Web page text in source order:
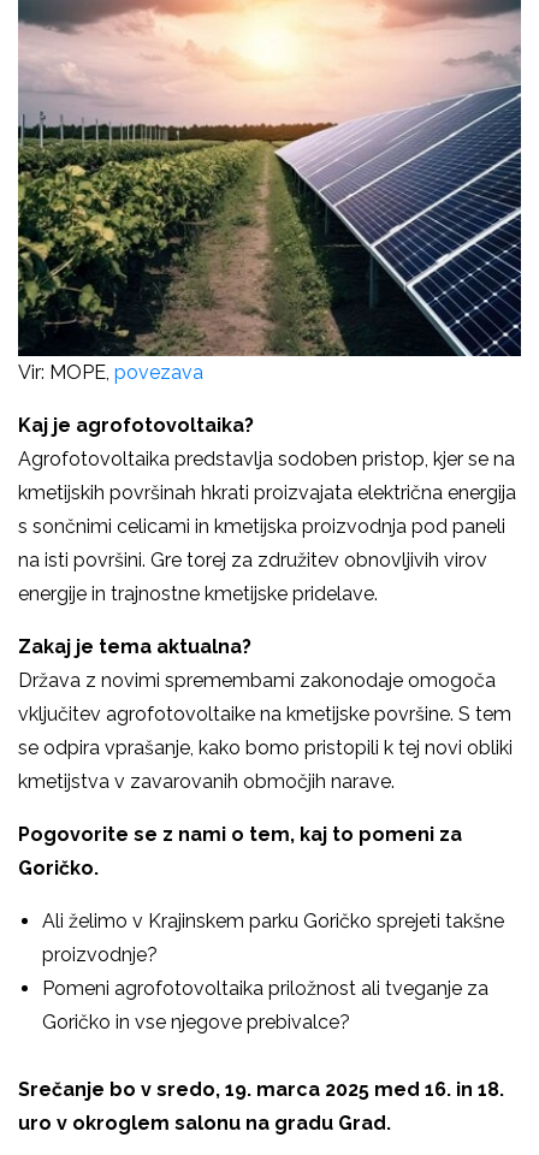
Vir: MOPE, povezava
Kaj je agrofotovoltaika?
Agrofotovoltaika predstavlja sodoben pristop, kjer se na
kmetijskih površinah hkrati proizvajata električna energija
s sončnimi celicami in kmetijska proizvodnja pod paneli
na isti površini. Gre torej za združitev obnovljivih virov
energije in trajnostne kmetijske pridelave.
Zakaj je tema aktualna?
Država z novimi spremembami zakonodaje omogoča
vključitev agrofotovoltaike na kmetijske površine. S tem
se odpira vprašanje, kako bomo pristopili k tej novi obliki
kmetijstva v zavarovanih območjih narave.
Pogovorite se z nami o tem, kaj to pomeni za
Goričko.
Ali želimo v Krajinskem parku Goričko sprejeti takšne
proizvodnje?
Pomeni agrofotovoltaika priložnost ali tveganje za
Goričko in vse njegove prebivalce?
Srečanje bo v sredo, 19. marca 2025 med 16. in 18.
uro v okroglem salonu na gradu Grad.